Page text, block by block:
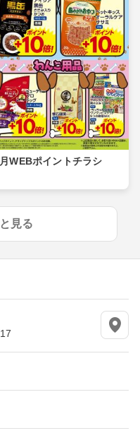
WEBポイントチラシ
見る